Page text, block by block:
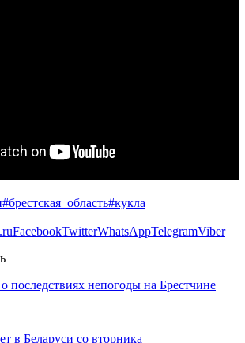
#брестская_область#кукла
FacebookTwitterWhatsAppTelegramViber
последствиях непогоды на Брестчине
в Беларуси со вторника